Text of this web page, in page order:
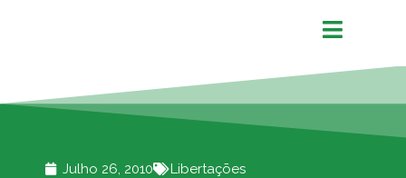
Julho 26, 2010 Libertações